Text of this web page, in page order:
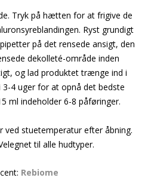
Tryk på hætten for at frigive de
Ryst grundigt
på det rensede ansigt, den
dekolleté-område inden
og lad produktet trænge ind i
3-4 uger for at opnå det bedste
ml indeholder 6-8 påføringer.
ved stuetemperatur efter åbning.
til alle hudtyper.
Rebiome